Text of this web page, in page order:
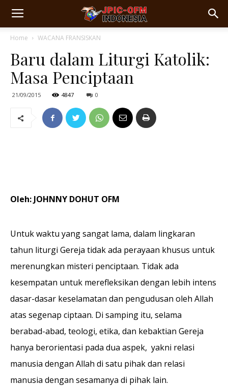
Home WACANA FRANSISKAN
Baru dalam Liturgi Katolik:
Masa Penciptaan
21/09/2015 4847 0
Oleh: JOHNNY DOHUT OFM
Untuk waktu yang sangat lama, dalam lingkaran
tahun liturgi Gereja tidak ada perayaan khusus untuk
merenungkan misteri penciptaan. Tidak ada
kesempatan untuk merefleksikan dengan lebih intens
dasar-dasar keselamatan dan pengudusan oleh Allah
atas segenap ciptaan. Di samping itu, selama
berabad-abad, teologi, etika, dan kebaktian Gereja
hanya berorientasi pada dua aspek, yakni relasi
manusia dengan Allah di satu pihak dan relasi
manusia dengan sesamanya di pihak lain.